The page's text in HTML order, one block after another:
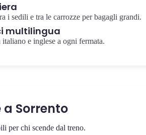
i sedili e tra le carrozze per bagagli grandi.
multilingua
e inglese a ogni fermata.
Sorrento
per chi scende dal treno.